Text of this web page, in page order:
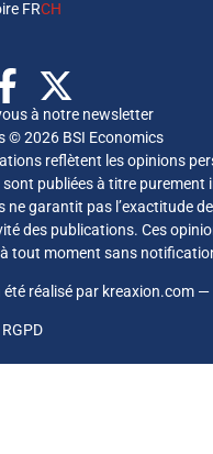
FRCH
à notre newsletter
© 2026 BSI Economics
reflètent les opinions
publiées à titre purement
ne garantit pas l’exactitude
des publications. Ces
tout moment sans
réalisé par kreaxion.com —